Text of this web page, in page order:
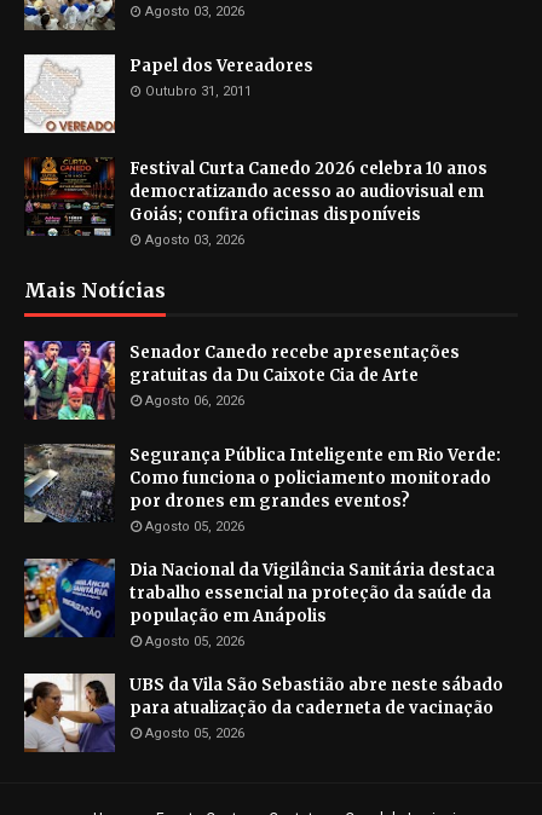
Agosto 03, 2026
Papel dos Vereadores
Outubro 31, 2011
Festival Curta Canedo 2026 celebra 10 anos
democratizando acesso ao audiovisual em
Goiás; confira oficinas disponíveis
Agosto 03, 2026
Mais Notícias
Senador Canedo recebe apresentações
gratuitas da Du Caixote Cia de Arte
Agosto 06, 2026
Segurança Pública Inteligente em Rio Verde:
Como funciona o policiamento monitorado
por drones em grandes eventos?
Agosto 05, 2026
Dia Nacional da Vigilância Sanitária destaca
trabalho essencial na proteção da saúde da
população em Anápolis
Agosto 05, 2026
UBS da Vila São Sebastião abre neste sábado
para atualização da caderneta de vacinação
Agosto 05, 2026